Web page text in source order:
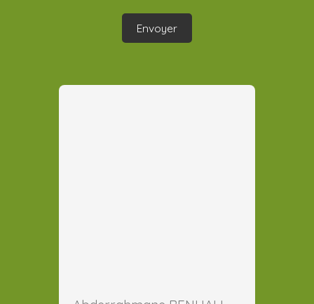
Envoyer